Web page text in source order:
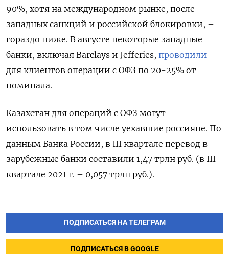
90%, хотя на международном рынке, после
западных санкций и российской блокировки, –
гораздо ниже. В августе некоторые западные
банки, включая Barclays и Jefferies, проводили
для клиентов операции с ОФЗ по 20-25% от
номинала.
Казахстан для операций с ОФЗ могут
использовать в том числе уехавшие россияне. По
данным Банка России, в III квартале перевод в
зарубежные банки составили 1,47 трлн руб. (в III
квартале 2021 г. – 0,057 трлн руб.).
ПОДПИСАТЬСЯ НА ТЕЛЕГРАМ
ПОДПИСАТЬСЯ В GOOGLE